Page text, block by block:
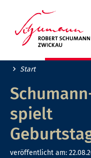
Start
spielt
veröffentlicht am: